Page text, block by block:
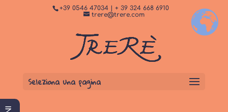
+39 0546 47034 | + 39 324 668 6910
trere@trere.com
Seleziona una pagina
Dormi da noi PRENOTA SUBITO +